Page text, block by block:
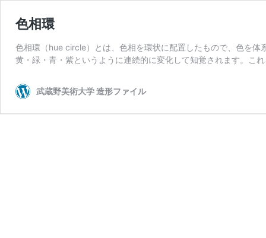
色相環
色相環（hue circle）とは、色相を環状に配置したもので、色を
黄・緑・青・紫というように連続的に変化して知覚されます。こ
武蔵野美術大学 造形ファイル